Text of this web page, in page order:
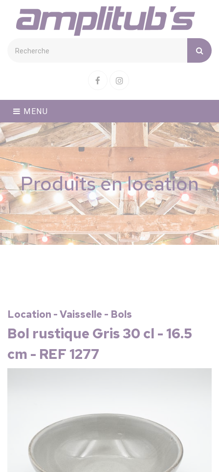
FacebookInstagram
MENU
Produits en location
Location - Vaisselle - Bols
Bol rustique Gris 30 cl - 16.5
cm - REF 1277
Cookies management panel